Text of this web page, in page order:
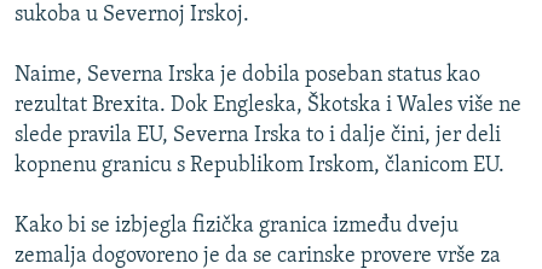
sukoba u Severnoj Irskoj.
Naime, Severna Irska je dobila poseban status kao
rezultat Brexita. Dok Engleska, Škotska i Wales više ne
slede pravila EU, Severna Irska to i dalje čini, jer deli
kopnenu granicu s Republikom Irskom, članicom EU.
Kako bi se izbjegla fizička granica između dveju
zemalja dogovoreno je da se carinske provere vrše za